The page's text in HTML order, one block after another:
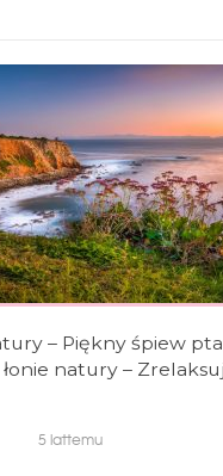
– Piękny śpiew
łonie natury –
5 lattemu